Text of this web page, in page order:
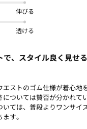
伸びる
透ける
、スタイル良く見せ
ストのゴム仕様が着心地
ついては賛否が分かれて
ては、普段よりワンサイ
す。